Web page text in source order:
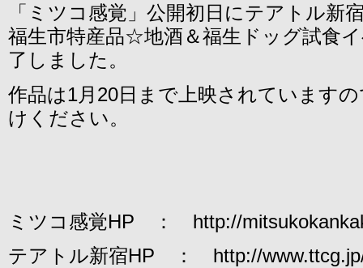
「ミツコ感覚」公開初日にテアトル新
福生市特産品☆地酒＆福生ドッグ試食
了しました。
作品は1月20日まで上映されています
けください。
ミツコ感覚HP ： http://
テアトル新宿HP ： http://www.ttcg.jp/